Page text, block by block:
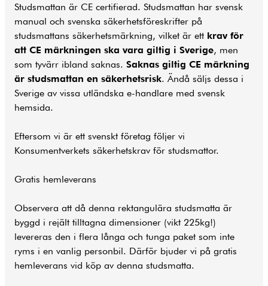
Studsmattan är CE certifierad. Studsmattan har svensk
manual och svenska säkerhetsföreskrifter på
studsmattans säkerhetsmärkning, vilket är ett krav för
att CE märkningen ska vara giltig i Sverige, men
som tyvärr ibland saknas. Saknas giltig CE märkning
är studsmattan en säkerhetsrisk. Ändå säljs dessa i
Sverige av vissa utländska e-handlare med svensk
hemsida.
Eftersom vi är ett svenskt företag följer vi
Konsumentverkets säkerhetskrav för studsmattor.
Gratis hemleverans
Observera att då denna rektangulära studsmatta är
byggd i rejält tilltagna dimensioner (vikt 225kg!)
levereras den i flera långa och tunga paket som inte
ryms i en vanlig personbil. Därför bjuder vi på gratis
hemleverans vid köp av denna studsmatta.